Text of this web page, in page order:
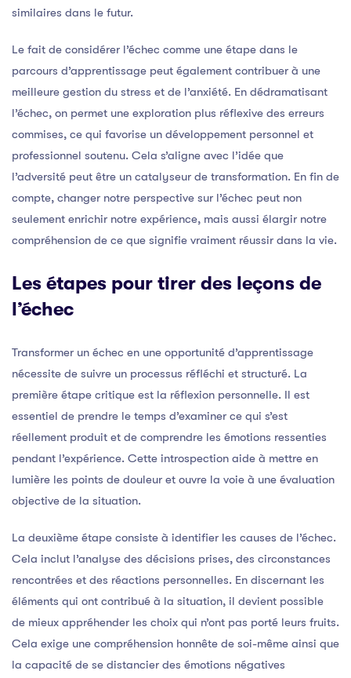
similaires dans le futur.
Le fait de considérer l’échec comme une étape dans le
parcours d’apprentissage peut également contribuer à une
meilleure gestion du stress et de l’anxiété. En dédramatisant
l’échec, on permet une exploration plus réflexive des erreurs
commises, ce qui favorise un développement personnel et
professionnel soutenu. Cela s’aligne avec l’idée que
l’adversité peut être un catalyseur de transformation. En fin de
compte, changer notre perspective sur l’échec peut non
seulement enrichir notre expérience, mais aussi élargir notre
compréhension de ce que signifie vraiment réussir dans la vie.
Les étapes pour tirer des leçons de
l’échec
Transformer un échec en une opportunité d’apprentissage
nécessite de suivre un processus réfléchi et structuré. La
première étape critique est la réflexion personnelle. Il est
essentiel de prendre le temps d’examiner ce qui s’est
réellement produit et de comprendre les émotions ressenties
pendant l’expérience. Cette introspection aide à mettre en
lumière les points de douleur et ouvre la voie à une évaluation
objective de la situation.
La deuxième étape consiste à identifier les causes de l’échec.
Cela inclut l’analyse des décisions prises, des circonstances
rencontrées et des réactions personnelles. En discernant les
éléments qui ont contribué à la situation, il devient possible
de mieux appréhender les choix qui n’ont pas porté leurs fruits.
Cela exige une compréhension honnête de soi-même ainsi que
la capacité de se distancier des émotions négatives